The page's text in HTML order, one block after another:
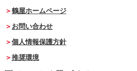
鶴屋ホームページ
お問い合わせ
個人情報保護方針
推奨環境